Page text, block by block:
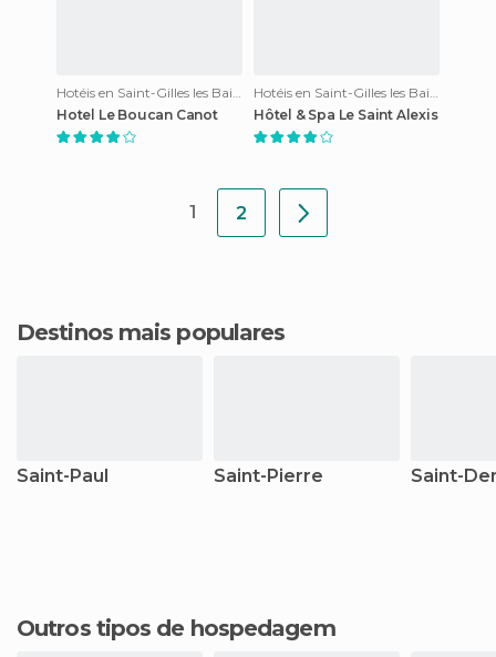
Hotel Le Boucan Canot
Hôtel & Spa Le Saint Alexis
1 2
Destinos mais populares
Saint-Paul Saint-Pierre Saint-
Outros tipos de hospedagem